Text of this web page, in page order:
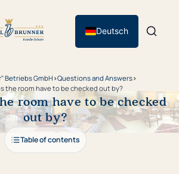
Deutsch
Betriebs GmbH ›Questions and Answers›
the room have to be checked out by?
room have to be checked
out by?
Table of contents